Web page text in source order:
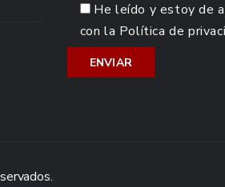
He leído y estoy de
con la Política de